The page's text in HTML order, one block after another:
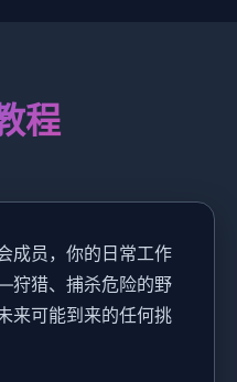
程
成员，你的日常工作
猎、捕杀危险的野
来可能到来的任何挑